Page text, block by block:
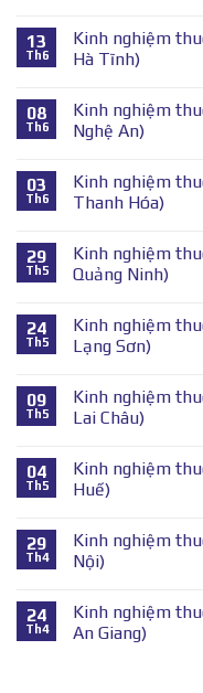
13
Th6
Kinh nghiệm
Hà Tĩnh)
08
Th6
Kinh nghiệm
Nghệ An)
03
Th6
Kinh nghiệm
Thanh Hóa)
29
Th5
Kinh nghiệm
Quảng Ninh)
24
Th5
Kinh nghiệm
Lạng Sơn)
09
Th5
Kinh nghiệm
Lai Châu)
04
Th5
Kinh nghiệm
Huế)
29
Th4
Kinh nghiệm
Nội)
24
Th4
Kinh nghiệm
An Giang)